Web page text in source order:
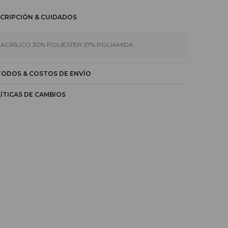
& CUIDADOS
30% POLIÉSTER 27% POLIAMIDA
& COSTOS DE ENVÍO
DE CAMBIOS